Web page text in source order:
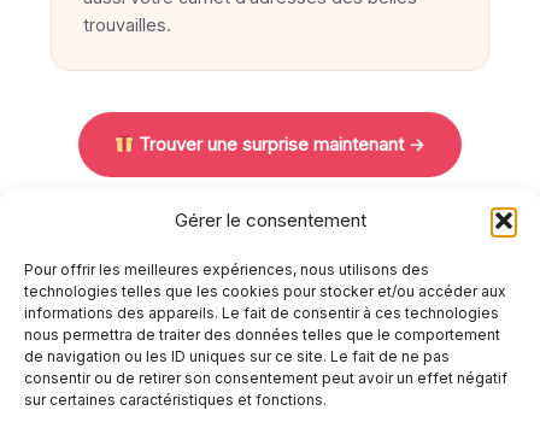
Gérer le consentement
Pour offrir les meilleures expériences, nous utilisons des
technologies telles que les cookies pour stocker et/ou accéder aux
informations des appareils. Le fait de consentir à ces technologies
nous permettra de traiter des données telles que le comportement
de navigation ou les ID uniques sur ce site. Le fait de ne pas
consentir ou de retirer son consentement peut avoir un effet négatif
sur certaines caractéristiques et fonctions.
trouvailles.
Trouver une surprise maintenant →
Mentions légales
Politique de confidentialité
Politique de cookies (UE)